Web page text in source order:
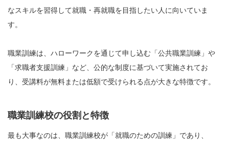
なスキルを習得して就職・再就職を目指したい人に向いていま
す。
職業訓練は、ハローワークを通じて申し込む「公共職業訓練」や
「求職者支援訓練」など、公的な制度に基づいて実施されてお
り、受講料が無料または低額で受けられる点が大きな特徴です。
職業訓練校の役割と特徴
最も大事なのは、職業訓練校が「就職のための訓練」であり、